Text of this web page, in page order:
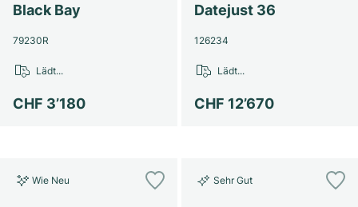
Black Bay
79230R
CHF 3’180
Lädt...
Datejust 36
126234
CHF 12’670
Lädt...
Wie Neu Sehr Gut